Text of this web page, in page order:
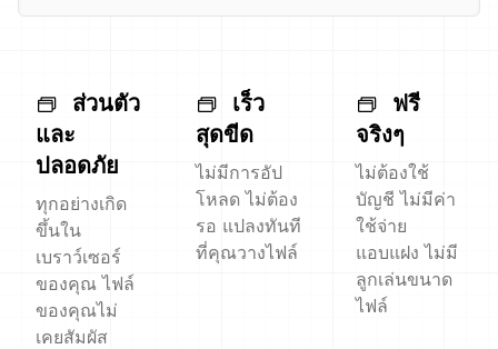
ส่วนตัว
และ
ปลอดภัย
ทุกอย่างเกิด
ขึ้นใน
เบราว์เซอร์
ของคุณ ไฟล์
ของคุณไม่
เคยสัมผัส
เร็ว
สุดขีด
ไม่มีการอัป
โหลด ไม่ต้อง
รอ แปลงทันที
ที่คุณวางไฟล์
ฟรี
จริงๆ
ไม่ต้องใช้
บัญชี ไม่มีค่า
ใช้จ่าย
แอบแฝง ไม่มี
ลูกเล่นขนาด
ไฟล์